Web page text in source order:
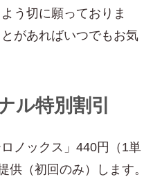
う切に願っておりま
があればいつでもお気
ル特別割引
ノックス」440円（1単
供（初回のみ）します。